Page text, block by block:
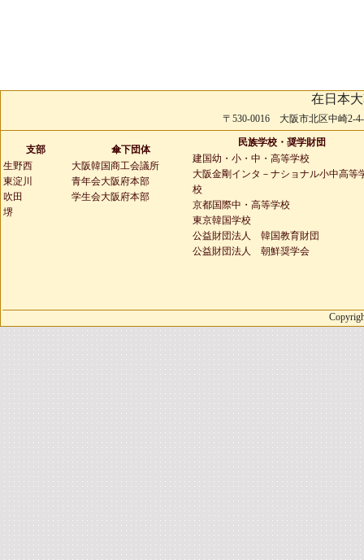
在日本
〒530-0016 大阪市北区中崎2-
支部
生野西
東淀川
吹田
堺
傘下団体
大阪韓国商工会議所
青年会大阪府本部
学生会大阪府本部
民族学校・奨学財団
建国幼・小・中・高等学校
大阪金剛インタ－ナショナル小中高等
校
京都国際中・高等学校
東京韓国学校
公益財団法人 韓国教育財団
公益財団法人 朝鮮奨学会